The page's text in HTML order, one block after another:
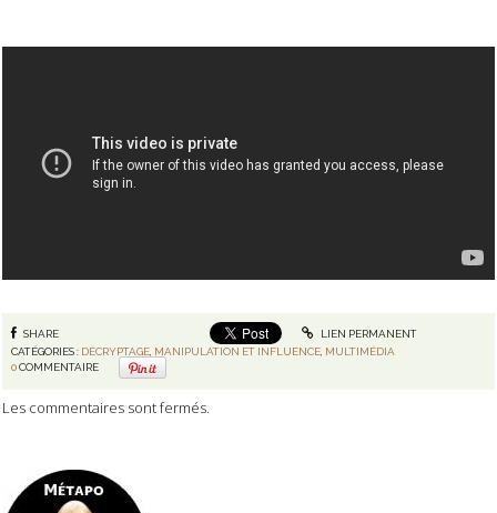
SHARE
LIEN PERMANENT
CATÉGORIES : DÉCRYPTAGE, MANIPULATION ET INFLUENCE, MULTIMÉDIA
0COMMENTAIRE
Les commentaires sont fermés.